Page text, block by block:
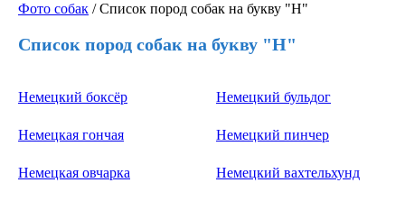
Фото собак / Список пород собак на букву "Н"
Список пород собак на букву "Н"
Немецкий боксёр Немецкий бульдог
Немецкая гончая Немецкий пинчер
Немецкая овчарка Немецкий вахтельхунд